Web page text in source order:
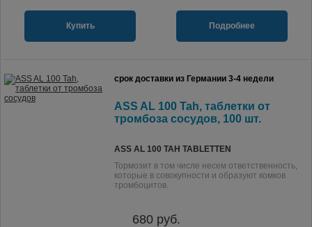
Купить Подробнее
срок доставки из Германии 3-4 недели
ASS AL 100 Tah, таблетки от
тромбоза сосудов, 100 шт.
ASS AL 100 TAH TABLETTEN
Тормозит в том числе несем ответственность,
которые в совокупности и образуют комков
тромбоцитов.
680руб.